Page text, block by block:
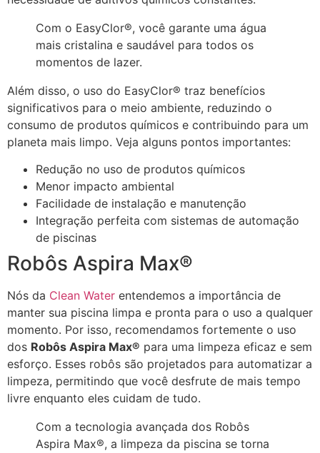
Com o EasyClor®, você garante uma água
mais cristalina e saudável para todos os
momentos de lazer.
Além disso, o uso do EasyClor® traz benefícios
significativos para o meio ambiente, reduzindo o
consumo de produtos químicos e contribuindo para um
planeta mais limpo. Veja alguns pontos importantes:
Redução no uso de produtos químicos
Menor impacto ambiental
Facilidade de instalação e manutenção
Integração perfeita com sistemas de automação
de piscinas
Robôs Aspira Max®
Nós da Clean Water entendemos a importância de
manter sua piscina limpa e pronta para o uso a qualquer
momento. Por isso, recomendamos fortemente o uso
dos Robôs Aspira Max® para uma limpeza eficaz e sem
esforço. Esses robôs são projetados para automatizar a
limpeza, permitindo que você desfrute de mais tempo
livre enquanto eles cuidam de tudo.
Com a tecnologia avançada dos Robôs
Aspira Max®, a limpeza da piscina se torna